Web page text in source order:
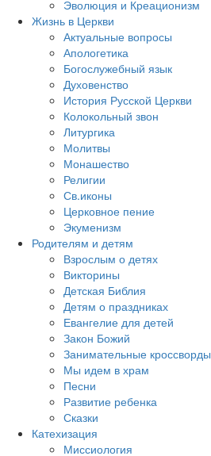
Эволюция и Креационизм
Жизнь в Церкви
Актуальные вопросы
Апологетика
Богослужебный язык
Духовенство
История Русской Церкви
Колокольный звон
Литургика
Молитвы
Монашество
Религии
Св.иконы
Церковное пение
Экуменизм
Родителям и детям
Взрослым о детях
Викторины
Детская Библия
Детям о праздниках
Евангелие для детей
Закон Божий
Занимательные кроссворды
Мы идем в храм
Песни
Развитие ребенка
Сказки
Катехизация
Миссиология